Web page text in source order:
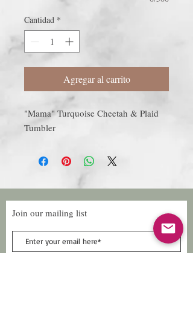
Cantidad *
Agregar al carrito
"Mama" Turquoise Cheetah & Plaid
Tumbler
Join our mailing list